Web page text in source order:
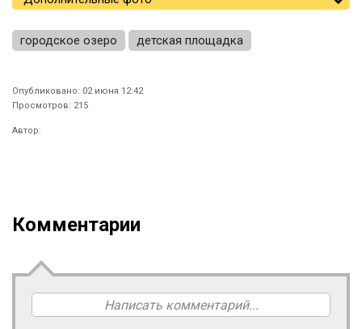
городское озеро детская площадка
Опубликовано: 02 июня 12:42
Просмотров: 215
Автор:
Комментарии
Написать комментарий...